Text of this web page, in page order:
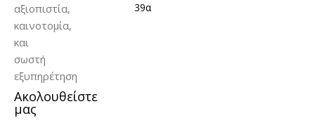
αξιοπιστία,
καινοτομία,
και
σωστή
εξυπηρέτηση
Ακολουθείστε
μας
39α